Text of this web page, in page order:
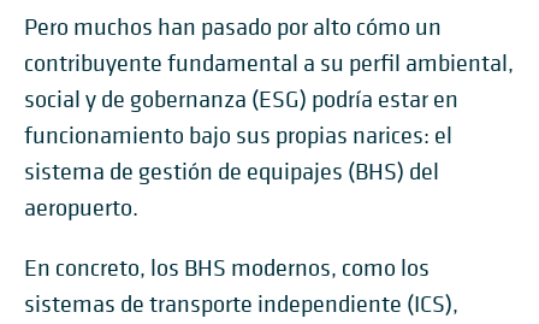
Pero muchos han pasado por alto cómo un
contribuyente fundamental a su perfil ambiental,
social y de gobernanza (ESG) podría estar en
funcionamiento bajo sus propias narices: el
sistema de gestión de equipajes (BHS) del
aeropuerto.
En concreto, los BHS modernos, como los
sistemas de transporte independiente (ICS),